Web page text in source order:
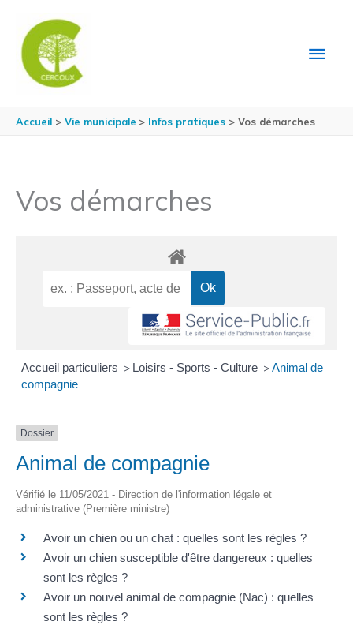
Accueil Vie municipale Infos pratiques Vos démarches
Vos démarches
Accueil particuliers > Loisirs - Sports - Culture > Animal de
compagnie
Dossier
Animal de compagnie
Vérifié le 11/05/2021 - Direction de l'information légale et
administrative (Première ministre)
Avoir un chien ou un chat : quelles sont les règles ?
Avoir un chien susceptible d'être dangereux : quelles
sont les règles ?
Avoir un nouvel animal de compagnie (Nac) : quelles
sont les règles ?